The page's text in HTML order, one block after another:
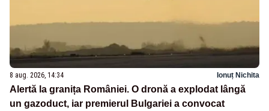
8 aug. 2026, 14:34 Ionuț Nichita
Alertă la granița României. O dronă a explodat lângă
un gazoduct, iar premierul Bulgariei a convocat